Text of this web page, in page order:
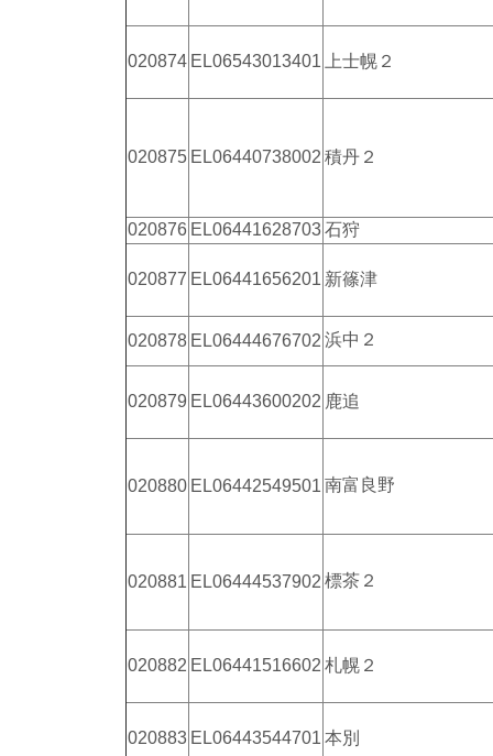
020874 EL06543013401 上士幌２
020875 EL06440738002 積丹２
020876 EL06441628703石狩
020877 EL06441656201 新篠津
020878 EL06444676702 浜中２
020879 EL06443600202 鹿追
020880 EL06442549501 南富良野
020881 EL06444537902 標茶２
020882 EL06441516602 札幌２
020883 EL06443544701 本別